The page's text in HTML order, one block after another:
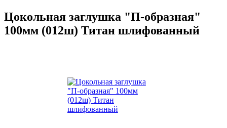
Цокольная заглушка "П-образная"
100мм (012ш) Титан шлифованный